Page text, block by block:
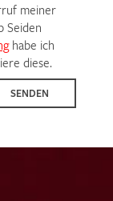
meiner
Seiden
habe ich
diese.
SENDEN